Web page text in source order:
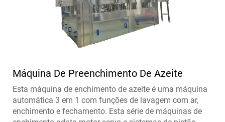
Máquina De Preenchimento De Azeite
Esta máquina de enchimento de azeite é uma máquina
automática 3 em 1 com funções de lavagem com ar,
enchimento e fechamento. Esta série de máquinas de